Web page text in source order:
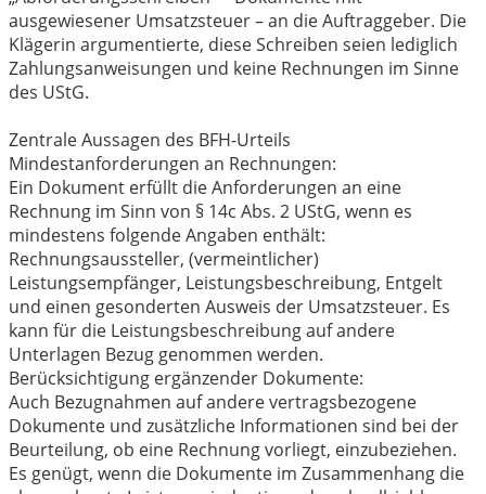
ausgewiesener Umsatzsteuer – an die Auftraggeber. Die
Klägerin argumentierte, diese Schreiben seien lediglich
Zahlungsanweisungen und keine Rechnungen im Sinne
des UStG.
Zentrale Aussagen des BFH-Urteils
Mindestanforderungen an Rechnungen:
Ein Dokument erfüllt die Anforderungen an eine
Rechnung im Sinn von § 14c Abs. 2 UStG, wenn es
mindestens folgende Angaben enthält:
Rechnungsaussteller, (vermeintlicher)
Leistungsempfänger, Leistungsbeschreibung, Entgelt
und einen gesonderten Ausweis der Umsatzsteuer. Es
kann für die Leistungsbeschreibung auf andere
Unterlagen Bezug genommen werden.
Berücksichtigung ergänzender Dokumente:
Auch Bezugnahmen auf andere vertragsbezogene
Dokumente und zusätzliche Informationen sind bei der
Beurteilung, ob eine Rechnung vorliegt, einzubeziehen.
Es genügt, wenn die Dokumente im Zusammenhang die